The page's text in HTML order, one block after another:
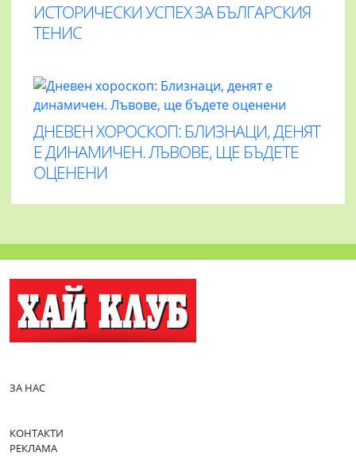
ИСТОРИЧЕСКИ УСПЕХ ЗА БЪЛГАРСКИЯ
ТЕНИС
ДНЕВЕН ХОРОСКОП: БЛИЗНАЦИ, ДЕНЯТ
Е ДИНАМИЧЕН. ЛЪВОВЕ, ЩЕ БЪДЕТЕ
ОЦЕНЕНИ
ЗА НАС
КОНТАКТИ
РЕКЛАМА